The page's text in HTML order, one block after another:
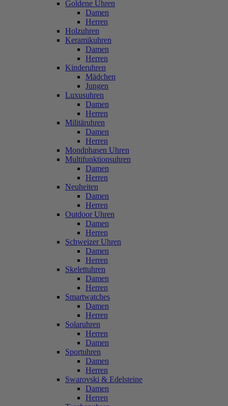
Goldene Uhren
Damen
Herren
Holzuhren
Keramikuhren
Damen
Herren
Kinderuhren
Mädchen
Jungen
Luxusuhren
Damen
Herren
Militäruhren
Damen
Herren
Mondphasen Uhren
Multifunktionsuhren
Damen
Herren
Neuheiten
Damen
Herren
Outdoor Uhren
Damen
Herren
Schweizer Uhren
Damen
Herren
Skelettuhren
Damen
Herren
Smartwatches
Damen
Herren
Solaruhren
Herren
Damen
Sportuhren
Damen
Herren
Swarovski & Edelsteine
Damen
Herren